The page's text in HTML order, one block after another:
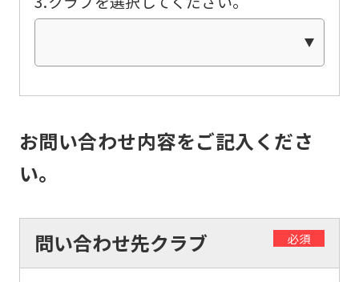
お問い合わせ内容をご記入くださ
い。
問い合わせ先クラブ 必須
return
the
top
However,
use
an
automatic